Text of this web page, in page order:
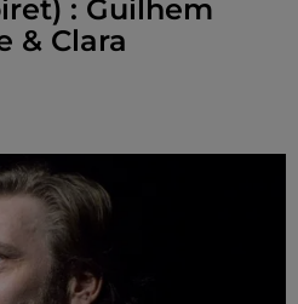
: Guilhem
& Clara